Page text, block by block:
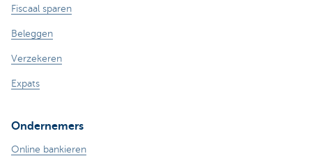
Fiscaal sparen
Beleggen
Verzekeren
Expats
Ondernemers
Online bankieren